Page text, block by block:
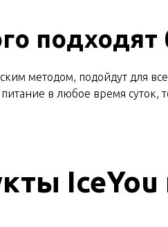
подходят
методом, подойдут для
в любое время суток,
IceYou